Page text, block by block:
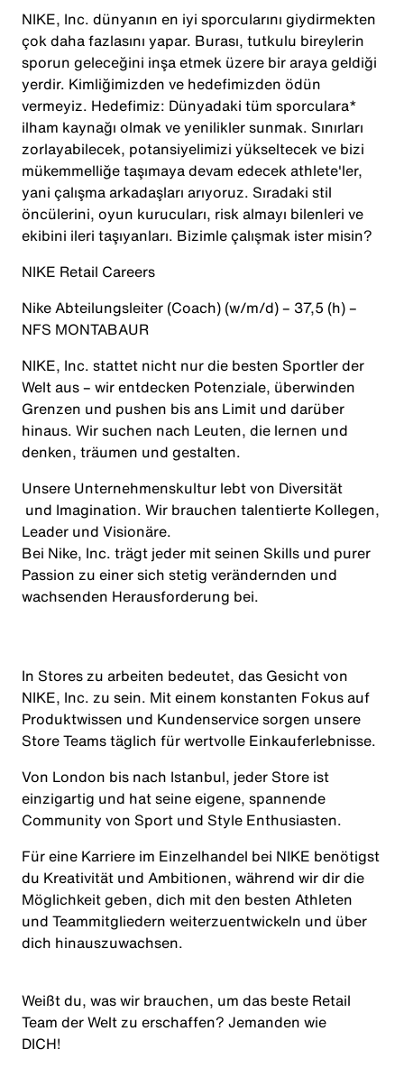
NIKE, Inc. dünyanın en iyi sporcularını giydirmekten
çok daha fazlasını yapar. Burası, tutkulu bireylerin
sporun geleceğini inşa etmek üzere bir araya geldiği
yerdir. Kimliğimizden ve hedefimizden ödün
vermeyiz. Hedefimiz: Dünyadaki tüm sporculara*
ilham kaynağı olmak ve yenilikler sunmak. Sınırları
zorlayabilecek, potansiyelimizi yükseltecek ve bizi
mükemmelliğe taşımaya devam edecek athlete'ler,
yani çalışma arkadaşları arıyoruz. Sıradaki stil
öncülerini, oyun kurucuları, risk almayı bilenleri ve
ekibini ileri taşıyanları. Bizimle çalışmak ister misin?
NIKE Retail Careers
NikeAbteilungsleiter (Coach) (w/m/d)– 37,5 (h)–
NFS MONTABAUR
NIKE, Inc. stattet nicht nur die besten Sportler der
Welt aus – wir entdecken Potenziale, überwinden
Grenzen und pushen bis ans Limit und darüber
hinaus. Wir suchen nach Leuten, die lernen und
denken, träumen und gestalten.
Unsere Unternehmenskultur lebt von Diversität
und Imagination. Wir brauchen talentierte Kollegen,
Leader und Visionäre.
Bei Nike, Inc. trägt jeder mit seinen Skills und purer
Passion zu einer sich stetig verändernden und
wachsenden Herausforderung bei.
In Stores zu arbeiten bedeutet, das Gesicht von
NIKE, Inc. zu sein. Mit einem konstanten Fokus auf
Produktwissen und Kundenservice sorgen unsere
Store Teams täglich für wertvolle Einkauferlebnisse.
Von London bis nach Istanbul, jeder Store ist
einzigartig und hat seine eigene, spannende
Community von Sport und Style Enthusiasten.
Für eine Karriere im Einzelhandel bei NIKE benötigst
du Kreativität und Ambitionen, während wir dir die
Möglichkeit geben, dich mit den besten Athleten
und Teammitgliedern weiterzuentwickeln und über
dich hinauszuwachsen.
Weißt du, was wir brauchen, um das beste Retail
Team der Welt zu erschaffen? Jemanden wie
DICH!